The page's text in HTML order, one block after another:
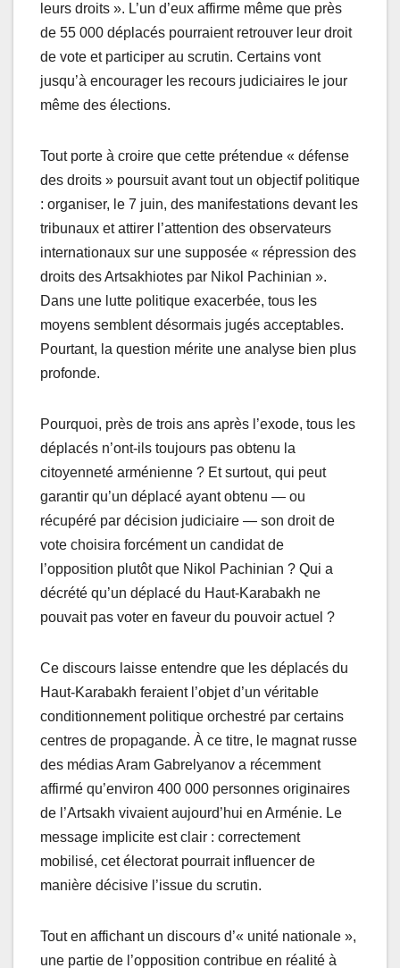
leurs droits ». L’un d’eux affirme même que près
de 55 000 déplacés pourraient retrouver leur droit
de vote et participer au scrutin. Certains vont
jusqu’à encourager les recours judiciaires le jour
même des élections.
Tout porte à croire que cette prétendue « défense
des droits » poursuit avant tout un objectif politique
: organiser, le 7 juin, des manifestations devant les
tribunaux et attirer l’attention des observateurs
internationaux sur une supposée « répression des
droits des Artsakhiotes par Nikol Pachinian ».
Dans une lutte politique exacerbée, tous les
moyens semblent désormais jugés acceptables.
Pourtant, la question mérite une analyse bien plus
profonde.
Pourquoi, près de trois ans après l’exode, tous les
déplacés n’ont-ils toujours pas obtenu la
citoyenneté arménienne ? Et surtout, qui peut
garantir qu’un déplacé ayant obtenu — ou
récupéré par décision judiciaire — son droit de
vote choisira forcément un candidat de
l’opposition plutôt que Nikol Pachinian ? Qui a
décrété qu’un déplacé du Haut-Karabakh ne
pouvait pas voter en faveur du pouvoir actuel ?
Ce discours laisse entendre que les déplacés du
Haut-Karabakh feraient l’objet d’un véritable
conditionnement politique orchestré par certains
centres de propagande. À ce titre, le magnat russe
des médias Aram Gabrelyanov a récemment
affirmé qu’environ 400 000 personnes originaires
de l’Artsakh vivaient aujourd’hui en Arménie. Le
message implicite est clair : correctement
mobilisé, cet électorat pourrait influencer de
manière décisive l’issue du scrutin.
Tout en affichant un discours d’« unité nationale »,
une partie de l’opposition contribue en réalité à